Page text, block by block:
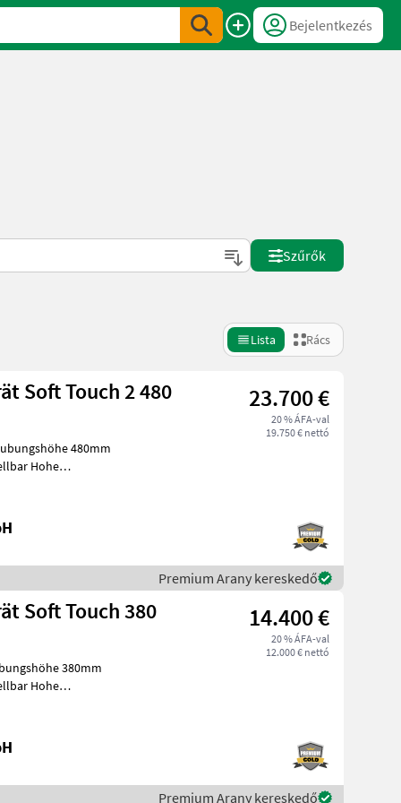
Bejelentkezés
Szűrők
Lista Rács
Soft Touch 2 480 23.700 €
20 % ÁFA-val
19.750 € nettó
480mm
Hohe
Premium Arany kereskedő
Soft Touch 380 14.400 €
20 % ÁFA-val
12.000 € nettó
380mm
Hohe
Premium Arany kereskedő